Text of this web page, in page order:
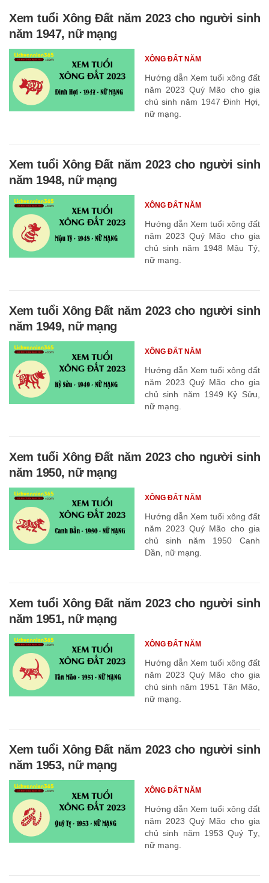
Xem tuổi Xông Đất năm 2023 cho người sinh
năm 1947, nữ mạng
Hướng dẫn Xem tuổi xông đất
năm 2023 Quý Mão cho gia
chủ sinh năm 1947 Đinh Hợi,
nữ mạng.
XÔNG ĐẤT NĂM
Xem tuổi Xông Đất năm 2023 cho người sinh
năm 1948, nữ mạng
Hướng dẫn Xem tuổi xông đất
năm 2023 Quý Mão cho gia
chủ sinh năm 1948 Mậu Tý,
nữ mạng.
XÔNG ĐẤT NĂM
Xem tuổi Xông Đất năm 2023 cho người sinh
năm 1949, nữ mạng
Hướng dẫn Xem tuổi xông đất
năm 2023 Quý Mão cho gia
chủ sinh năm 1949 Kỷ Sửu,
nữ mạng.
XÔNG ĐẤT NĂM
Xem tuổi Xông Đất năm 2023 cho người sinh
năm 1950, nữ mạng
Hướng dẫn Xem tuổi xông đất
năm 2023 Quý Mão cho gia
chủ sinh năm 1950 Canh
Dần, nữ mạng.
XÔNG ĐẤT NĂM
Xem tuổi Xông Đất năm 2023 cho người sinh
năm 1951, nữ mạng
Hướng dẫn Xem tuổi xông đất
năm 2023 Quý Mão cho gia
chủ sinh năm 1951 Tân Mão,
nữ mạng.
XÔNG ĐẤT NĂM
Xem tuổi Xông Đất năm 2023 cho người sinh
năm 1953, nữ mạng
Hướng dẫn Xem tuổi xông đất
năm 2023 Quý Mão cho gia
chủ sinh năm 1953 Quý Tỵ,
nữ mạng.
XÔNG ĐẤT NĂM